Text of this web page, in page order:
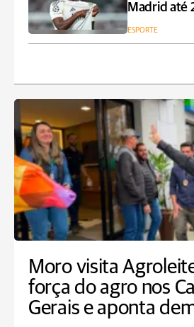
Madrid até
ESPORTE
Moro visita
força do agro nos
Gerais e aponta